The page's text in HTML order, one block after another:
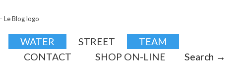
WATER STREET
TEAM
CONTACT SHOP ON-LINE Search →